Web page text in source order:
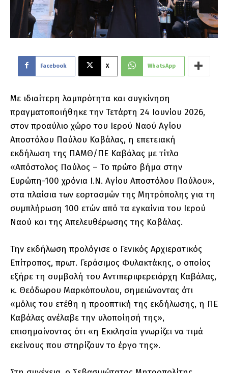
Facebook X WhatsApp
Με ιδιαίτερη λαμπρότητα και συγκίνηση
πραγματοποιήθηκε την Τετάρτη 24 Ιουνίου 2026,
στον προαύλιο χώρο του Ιερού Ναού Αγίου
Αποστόλου Παύλου Καβάλας, η επετειακή
εκδήλωση της ΠΑΜΘ/ΠΕ Καβάλας με τίτλο
«Απόστολος Παύλος – Το πρώτο βήμα στην
Ευρώπη-100 χρόνια Ι.Ν. Αγίου Αποστόλου Παύλου»,
στα πλαίσια των εορτασμών της Μητρόπολης για τη
συμπλήρωση 100 ετών από τα εγκαίνια του Ιερού
Ναού και της Απελευθέρωσης της Καβάλας.
Την εκδήλωση προλόγισε ο Γενικός Αρχιερατικός
Επίτροπος, πρωτ. Γεράσιμος Φυλακτάκης, ο οποίος
εξήρε τη συμβολή του Αντιπεριφερειάρχη Καβάλας,
κ. Θεόδωρου Μαρκόπουλου, σημειώνοντας ότι
«μόλις του ετέθη η προοπτική της εκδήλωσης, η ΠΕ
Καβάλας ανέλαβε την υλοποίησή της»,
επισημαίνοντας ότι «η Εκκλησία γνωρίζει να τιμά
εκείνους που στηρίζουν το έργο της».